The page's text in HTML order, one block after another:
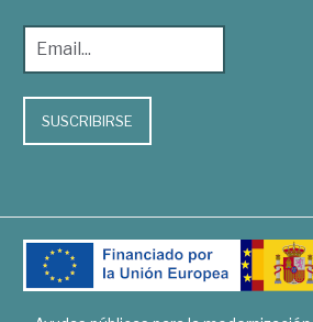
SUSCRIBIRSE